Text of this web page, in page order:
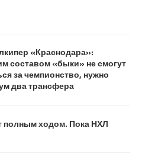
«Краснодара»:
составом «быки» не смогут
за чемпионство, нужно
два трансфера
полным ходом. Пока НХЛ